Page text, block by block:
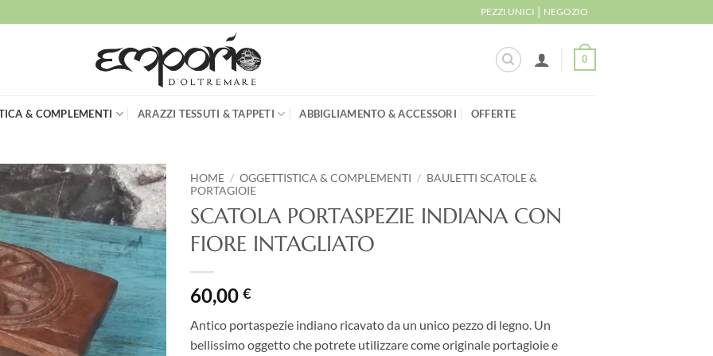
PEZZI UNICI | NEGOZIO
0
& COMPLEMENTI ARAZZI TESSUTI & TAPPETI ABBIGLIAMENTO & ACCESSORI OFFERTE
Aggiungi
alla lista
dei
desideri
HOME / OGGETTISTICA & COMPLEMENTI / BAULETTI SCATOLE &
PORTAGIOIE
SCATOLA PORTASPEZIE INDIANA CON
FIORE INTAGLIATO
60,00 €
Antico portaspezie indiano ricavato da un unico pezzo di legno. Un
bellissimo oggetto che potrete utilizzare come originale portagioie e